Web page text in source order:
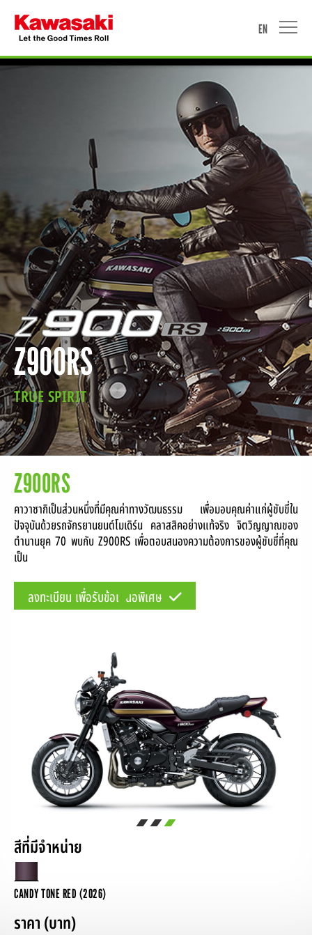
EN
ACCESSORIES & APPAREL
PROMOTION
NEWS
LOCATE A DEALER
SERVICE
SERVICE PACKAGE
CONTACT
Z900RS
TRUE SPIRIT
Z900RS
คาวาซากิเป็นส่วนหนึ่งที่มีคุณค่าทางวัฒนธรรม เพื่อมอบคุณค่าแก่ผู้ขับขี่ใน
ปัจจุบันด้วยรถจักรยานยนต์โมเดิร์น คลาสสิคอย่างแท้จริง จิตวิญญาณของ
ตำนานยุค 70 พบกับ Z900RS เพื่อตอบสนองความต้องการของผู้ขับขี่ที่คุณ
เป็น
ลงทะเบียน เพื่อรับข้อเสนอพิเศษ
สีที่มีจำหน่าย
CANDY TONE RED (2026)
ราคา (บาท)